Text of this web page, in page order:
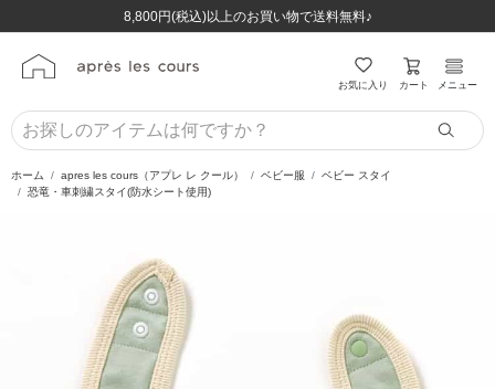
8,800円(税込)以上のお買い物で送料無料♪
ほぼ全品半額！！8/12(水)お昼12:59まで！！
8,800円(税込)以上のお買い物で送料無料♪
ほぼ全品半額！！8/12(水)お昼12:59まで！！
お気に入り カート メニュー
ホーム apres les cours（アプレ レ クール） ベビー服
ベビー スタイ
恐竜・車刺繍スタイ(防水シート使用)